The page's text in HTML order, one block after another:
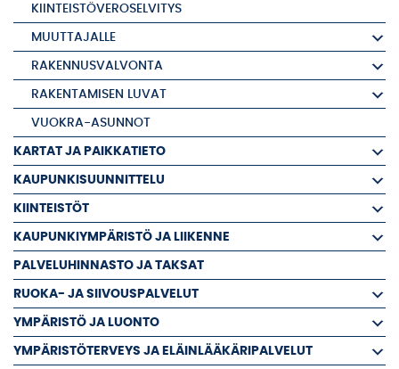
KIINTEISTÖVEROSELVITYS
MUUTTAJALLE
RAKENNUSVALVONTA
RAKENTAMISEN LUVAT
VUOKRA-ASUNNOT
KARTAT JA PAIKKATIETO
KAUPUNKISUUNNITTELU
KIINTEISTÖT
KAUPUNKIYMPÄRISTÖ JA LIIKENNE
PALVELUHINNASTO JA TAKSAT
RUOKA- JA SIIVOUSPALVELUT
YMPÄRISTÖ JA LUONTO
YMPÄRISTÖTERVEYS JA ELÄINLÄÄKÄRIPALVELUT